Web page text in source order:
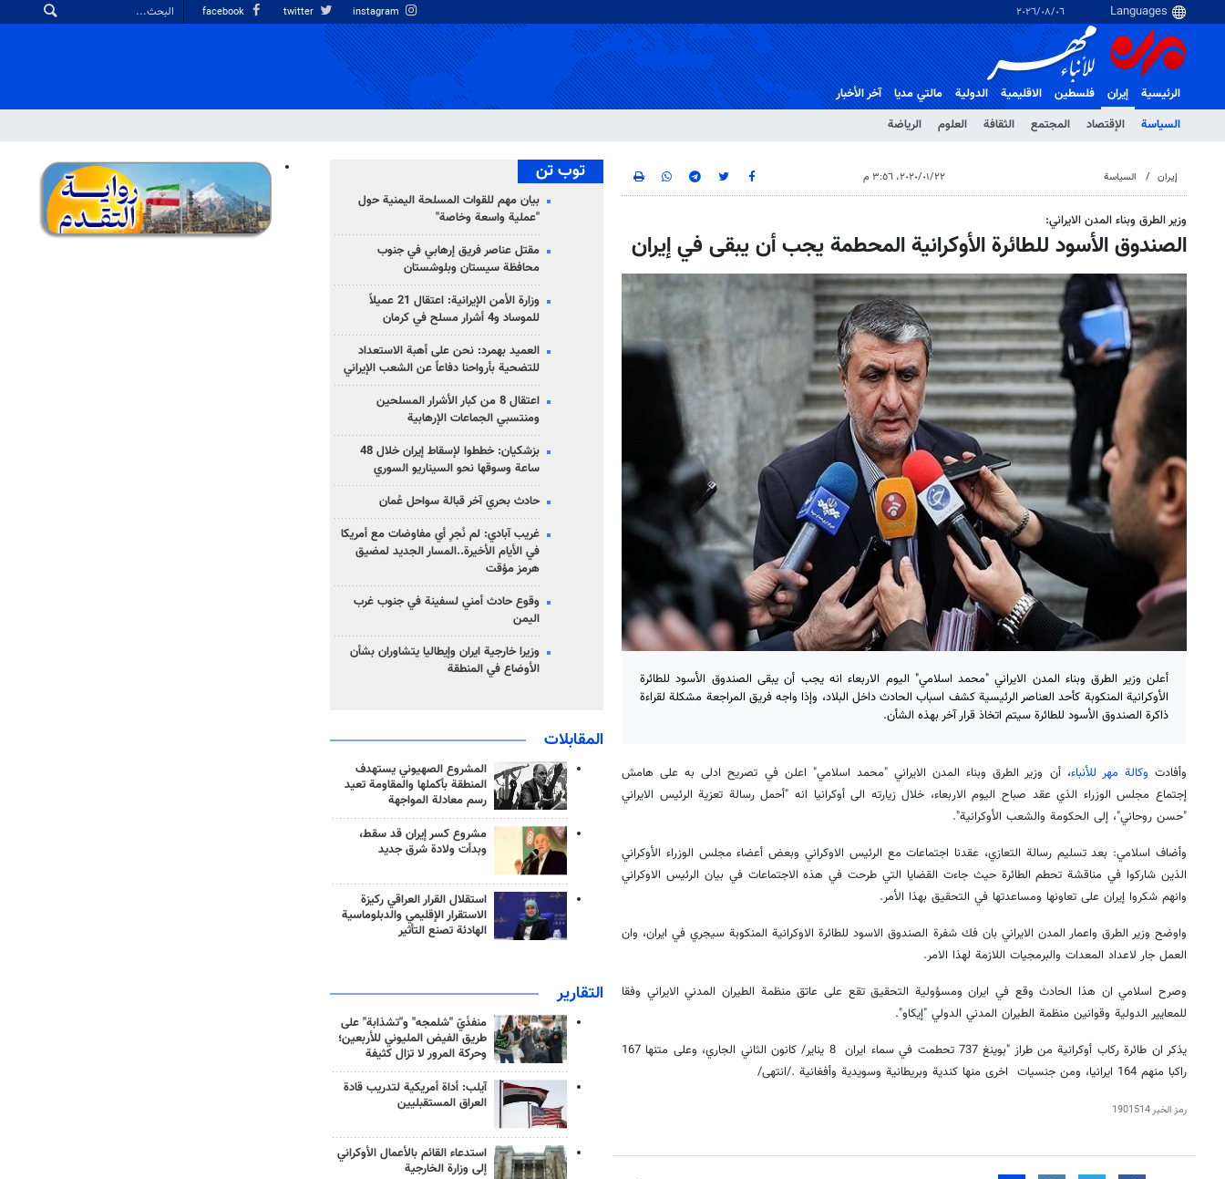
٠٦‏/٠٨‏/٢٠٢٦
الرئيسية
إيران
السياسة
الإقتصاد المجتمع الثقافة العلوم الرياضة
فلسطین الاقلیمیة الدولية مالتي مدیا آخر الأخبار
إيران السياسة ٢٢‏/٠١‏/٢٠٢٠، ٣:٥٦ م
وزير الطرق وبناء المدن الايراني:
الصندوق الأسود للطائرة الأوكرانية المحطمة يجب أن يبقى في إيران
أعلن وزير الطرق وبناء المدن الايراني "محمد اسلامي" اليوم الاربعاء انه يجب أن يبقى الصندوق الأسود للطائرة
الأوكرانية المنكوبة كأحد العناصر الرئيسية كشف اسباب الحادث داخل البلاد، وإذا واجه فريق المراجعة مشكلة لقراءة
ذاكرة الصندوق الأسود للطائرة سيتم اتخاذ قرار آخر بهذه الشأن.
وأفادت وكالة مهر للأنباء، أن وزير الطرق وبناء المدن الايراني "محمد اسلامي" اعلن في تصريح ادلى به على هامش
إجتماع مجلس الوزراء الذي عقد صباح اليوم الاربعاء، خلال زيارته الى أوكرانيا انه "أحمل رسالة تعزية الرئيس الايراني
"حسن روحاني"، إلى الحكومة والشعب الأوكرانية".
وأضاف اسلامي: بعد تسليم رسالة التعازي، عقدنا اجتماعات مع الرئيس الاوكراني وبعض أعضاء مجلس الوزراء الأوكراني
الذين شاركوا في مناقشة تحطم الطائرة حيث جاءت القضايا التي طرحت في هذه الاجتماعات في بيان الرئيس الاوکراني
وانهم شكروا إيران على تعاونها ومساعدتها في التحقيق بهذا الأمر.
واوضح وزير الطرق واعمار المدن الايراني بان فك شفرة الصندوق الاسود للطائرة الاوكرانية المنكوبة سيجري في ايران، وان
العمل جار لاعداد المعدات والبرمجيات اللازمة لهذا الامر.
وصرح اسلامي ان هذا الحادث وقع في ايران ومسؤولية التحقيق تقع على عاتق منظمة الطيران المدني الايراني وفقا
للمعايير الدولية وقوانين منظمة الطيران المدني الدولي "إيكاو".
يذكر ان طائرة ركاب أوكرانية من طراز "بوينغ 737 تحطمت في سماء ايران 8 يناير/ كانون الثاني الجاري،
وعلى متنها 167
راكبا منهم 164 ايرانيا، ومن جنسيات اخرى منها كندية وبريطانية وسويدية وأفغانية
./انتهى/
رمز الخبر1901514
توب تن
بيان مهم للقوات المسلحة اليمنية حول
"عملية واسعة وخاصة"
مقتل عناصر فريق إرهابي في جنوب
محافظة سيستان وبلوشستان
وزارة الأمن الإيرانية: اعتقال 21 عميلاً
للموساد و4 أشرار مسلح في كرمان
العميد بهمرد: نحن على أهبة الاستعداد
للتضحية بأرواحنا دفاعاً عن الشعب الإيراني
اعتقال 8 من كبار الأشرار المسلحين
ومنتسبي الجماعات الإرهابية
بزشكيان: خططوا لإسقاط إيران خلال 48
ساعة وسوقها نحو السيناريو السوري
حادث بحري آخر قبالة سواحل عُمان
غريب آبادي: لم نُجرِ أي مفاوضات مع أمريكا
في الأيام الأخيرة..المسار الجديد لمضيق
هرمز مؤقت
وقوع حادث أمني لسفينة في جنوب غرب
اليمن
وزيرا خارجية ايران وإيطاليا يتشاوران بشأن
الأوضاع في المنطقة
المقابلات
المشروع الصهيوني يستهدف
المنطقة بأكملها والمقاومة تعيد
رسم معادلة المواجهة
مشروع كسر إيران قد سقط،
وبدأت ولادة شرق جديد
استقلال القرار العراقي ركيزة
الاستقرار الإقليمي والدبلوماسية
الهادئة تصنع التأثير
التقارير
منفذَيّ "شلمجه" و"تشذابة" على
طريق الفيض المليوني للأربعين؛
وحركة المرور لا تزال كثيفة
آيلب: أداة أمريكية لتدريب قادة
العراق المستقبليين
استدعاء القائم بالأعمال الأوكراني
إلى وزارة الخارجية